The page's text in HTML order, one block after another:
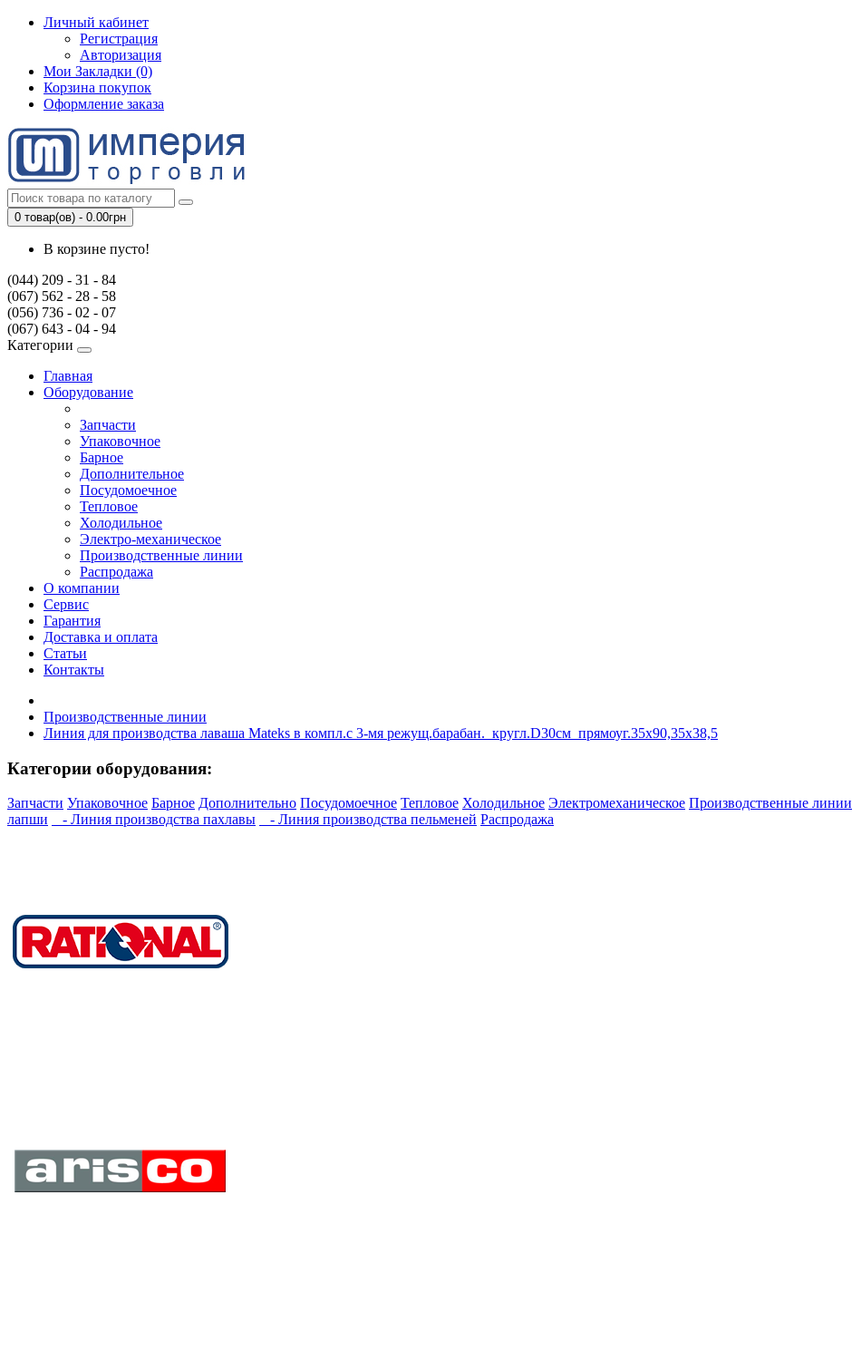
Личный кабинет
Регистрация
Авторизация
Мои Закладки (0)
Корзина покупок
Оформление заказа
0 товар(ов) - 0.00грн
В корзине пусто!
(044) 209 - 31 - 84
(067) 562 - 28 - 58
(056) 736 - 02 - 07
(067) 643 - 04 - 94
Категории
Главная
Оборудование
Запчасти
Упаковочное
Барное
Дополнительное
Посудомоечное
Тепловое
Холодильное
Электро-механическое
Производственные линии
Распродажа
О компании
Сервис
Гарантия
Доставка и оплата
Статьи
Контакты
Производственные линии
Линия для производства лаваша Mateks в компл.с 3-мя режущ.барабан._кругл.D30см_прямоуг.35х90,35х38,5
Категории оборудования:
Запчасти Упаковочное Барное Дополнительно Посудомоечное Тепловое Холодильное Электромеханическое Производственные линии
лапши
- Линия производства пахлавы - Линия производства пельменей Распродажа